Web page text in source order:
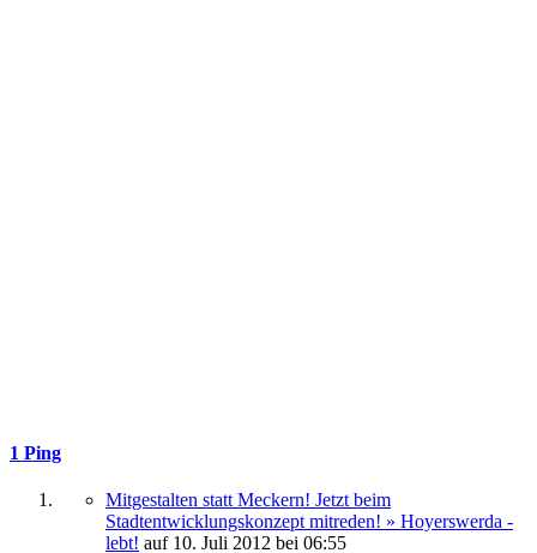
1 Ping
Mitgestalten statt Meckern! Jetzt beim
Stadtentwicklungskonzept mitreden! » Hoyerswerda -
lebt! auf 10. Juli 2012 bei 06:55